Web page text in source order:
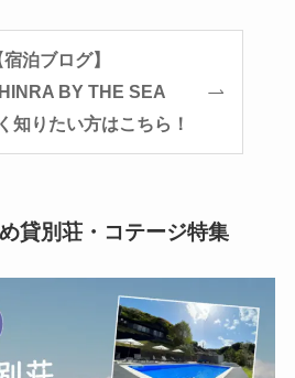
宿泊ブログ】
BY THE SEA
知りたい方はこちら！
貸別荘・コテージ特集